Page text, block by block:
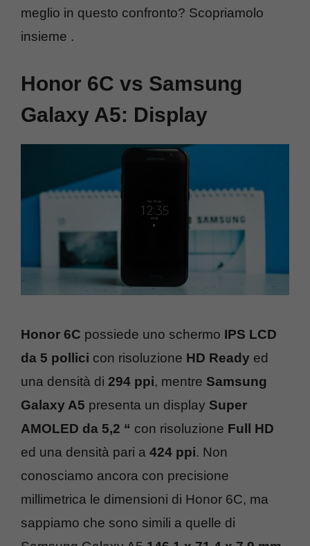
meglio in questo confronto? Scopriamolo
insieme .
Honor 6C vs Samsung
Galaxy A5: Display
Honor 6C possiede uno schermo IPS LCD
da 5 pollici con risoluzione HD Ready ed
una densità di 294 ppi, mentre Samsung
Galaxy A5 presenta un display Super
AMOLED da 5,2 “ con risoluzione Full HD
ed una densità pari a 424 ppi. Non
conosciamo ancora con precisione
millimetrica le dimensioni di Honor 6C, ma
sappiamo che sono simili a quelle di